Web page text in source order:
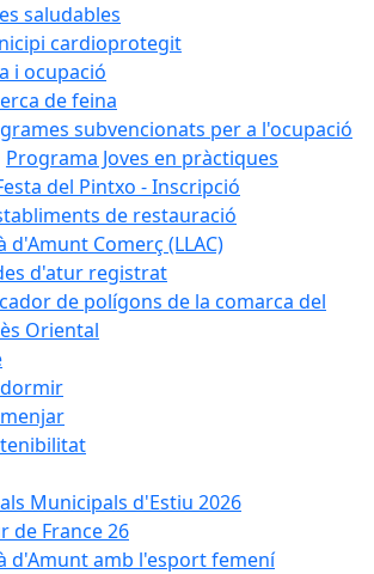
saludables
cardioprotegit
i ocupació
de feina
subvencionats per a l'ocupació
Programa Joves en pràctiques
del Pintxo - Inscripció
de restauració
d'Amunt Comerç (LLAC)
d'atur registrat
de polígons de la comarca del
Oriental
Municipals d'Estiu 2026
de France 26
d'Amunt amb l'esport femení